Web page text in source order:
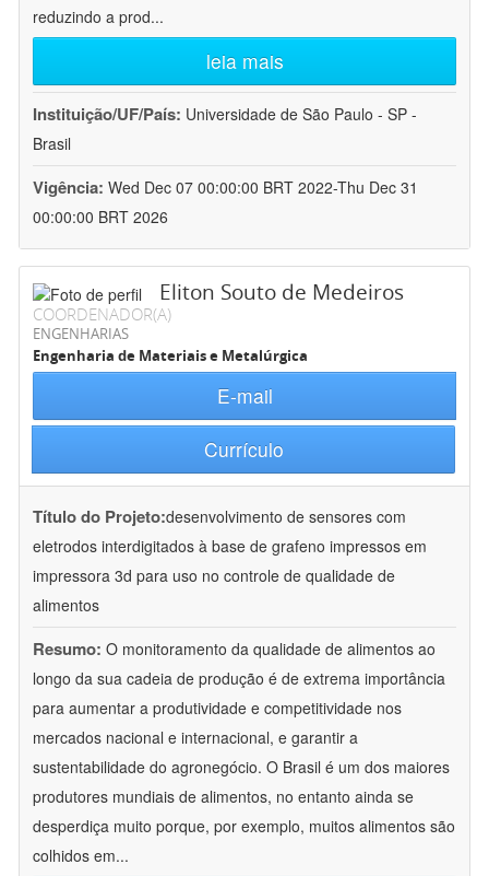
reduzindo a prod...
leia mais
Instituição/UF/País: Universidade de São Paulo - SP -
Brasil
Vigência: Wed Dec 07 00:00:00 BRT 2022-Thu Dec 31
00:00:00 BRT 2026
Eliton Souto de Medeiros
COORDENADOR(A)
ENGENHARIAS
Engenharia de Materiais e Metalúrgica
E-mail
Currículo
Título do Projeto:desenvolvimento de sensores com
eletrodos interdigitados à base de grafeno impressos em
impressora 3d para uso no controle de qualidade de
alimentos
Resumo: O monitoramento da qualidade de alimentos ao
longo da sua cadeia de produção é de extrema importância
para aumentar a produtividade e competitividade nos
mercados nacional e internacional, e garantir a
sustentabilidade do agronegócio. O Brasil é um dos maiores
produtores mundiais de alimentos, no entanto ainda se
desperdiça muito porque, por exemplo, muitos alimentos são
colhidos em...